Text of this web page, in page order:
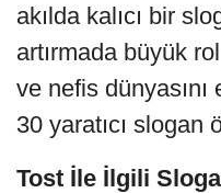
akılda kalıcı bir
artırmada büyük
ve nefis
30 yaratıcı slogan
Tost İle İlgili